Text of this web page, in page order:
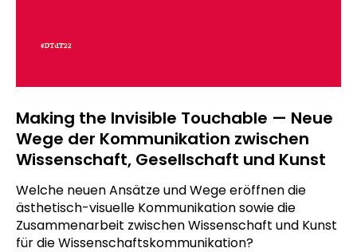
Making the Invisible Touchable — Neue
Wege der Kommunikation zwischen
Wissenschaft, Gesellschaft und Kunst
Welche neuen Ansätze und Wege eröffnen die
ästhetisch-visuelle Kommunikation sowie die
Zusammenarbeit zwischen Wissenschaft und Kunst
für die Wissenschaftskommunikation?